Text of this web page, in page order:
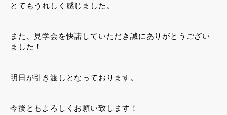
とてもうれしく感じました。
また、見学会を快諾していただき誠にありがとうござい
ました！
明日が引き渡しとなっております。
今後ともよろしくお願い致します！